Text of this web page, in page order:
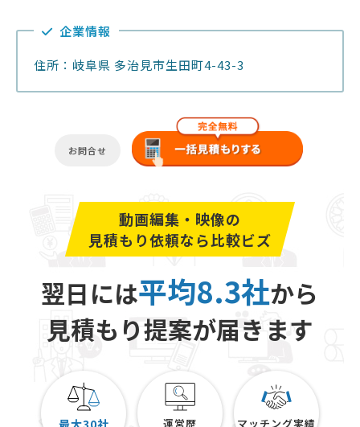
企業情報
住所：岐阜県 多治見市生田町4-43-3
お問合せ
動画編集・映像の
見積もり依頼なら比較ビズ
翌日には平均8.3社から
見積もり提案が届きます
最大30社 運営歴 マッチング実績